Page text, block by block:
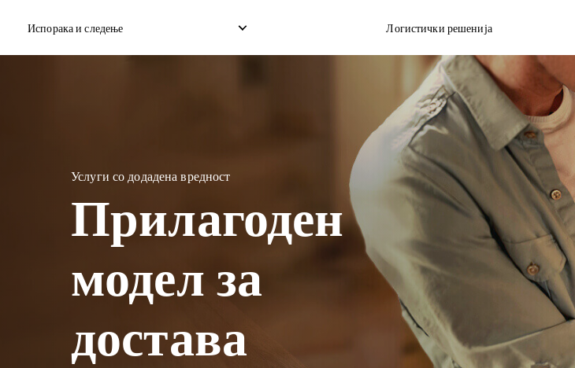
Испорака и следење Логистички решенија
Достава на домашен дропшип
Достава на домашен товар
Меѓународна испорака со дропшип
Меѓународна испорака на товар
Меѓународен консолидиран брод
Обратно подигнување
Управување со враќање
Услуги со додадена вредност
Прилагоден
модел за
достава